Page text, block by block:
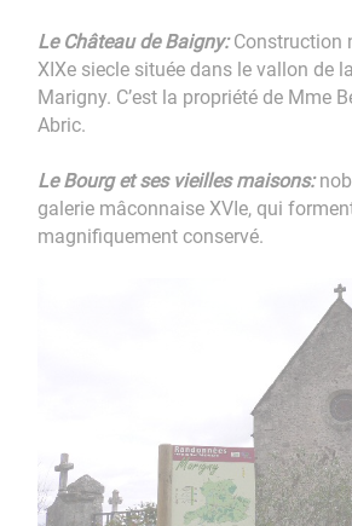
Le Château de Baigny:Construction
XIXe siecle située dans le vallon de
Marigny. C’est la propriété de Mme
Abric.
Le Bourg et ses vieilles maisons:
galerie mâconnaise XVIe, qui
magnifiquement conservé.